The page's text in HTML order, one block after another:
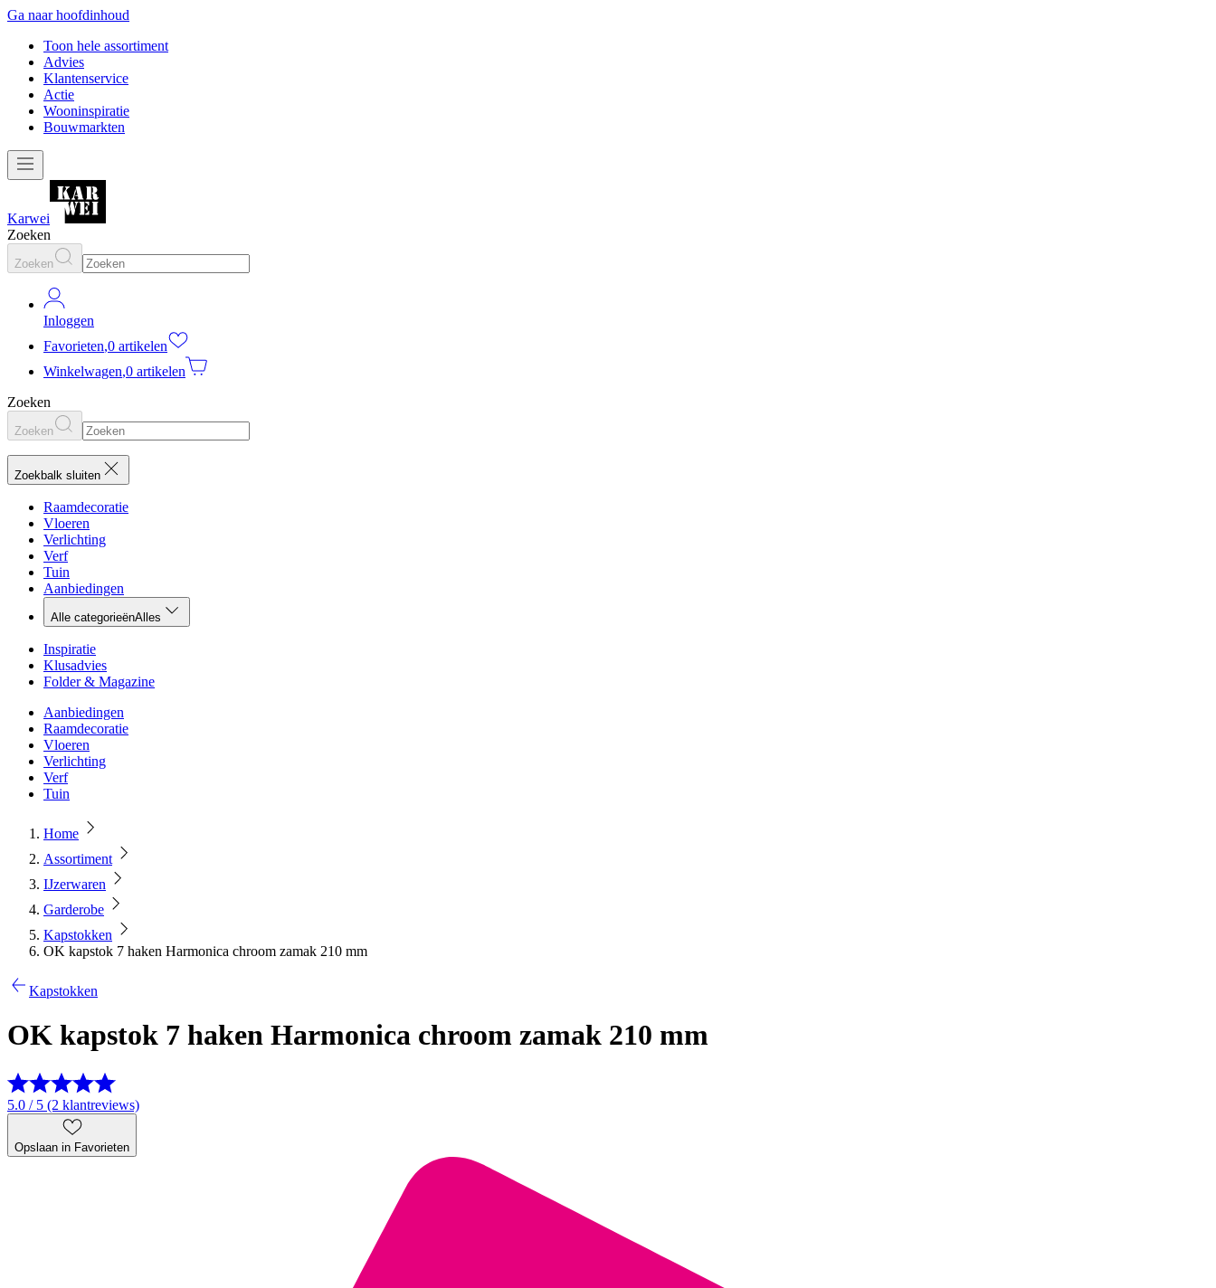
Ga naar hoofdinhoud
Toon hele assortiment
Advies
Klantenservice
Actie
Wooninspiratie
Bouwmarkten
Karwei
Zoeken
Zoeken
Inloggen
Favorieten,0 artikelen
Winkelwagen,0 artikelen
Zoeken
Zoeken
Zoekbalk sluiten
Raamdecoratie
Vloeren
Verlichting
Verf
Tuin
Aanbiedingen
Alle categorieënAlles
Inspiratie
Klusadvies
Folder & Magazine
Aanbiedingen
Raamdecoratie
Vloeren
Verlichting
Verf
Tuin
Home
Assortiment
IJzerwaren
Garderobe
Kapstokken
OK kapstok 7 haken Harmonica chroom zamak 210 mm
Kapstokken
OK kapstok 7 haken Harmonica chroom zamak 210 mm
5.0 / 5 (2 klantreviews)
Opslaan in Favorieten